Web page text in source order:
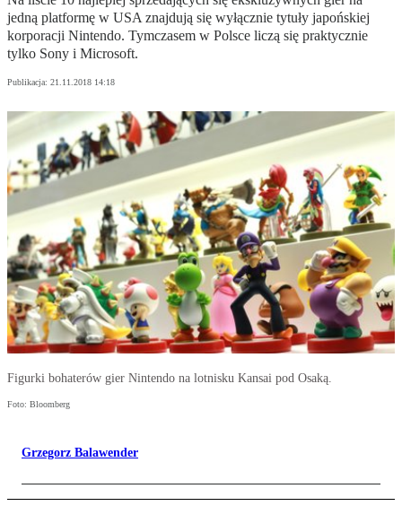
jedną platformę w USA znajdują się wyłącznie tytuły japońskiej
korporacji Nintendo. Tymczasem w Polsce liczą się praktycznie
tylko Sony i Microsoft.
Publikacja: 21.11.2018 14:18
Figurki bohaterów gier Nintendo na lotnisku Kansai pod Osaką.
Foto: Bloomberg
Grzegorz Balawender